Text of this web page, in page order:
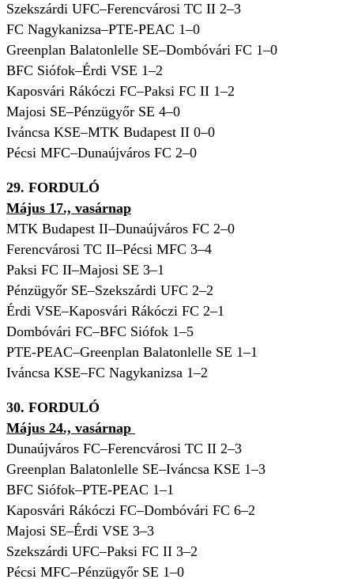
Szekszárdi UFC–Ferencvárosi TC II 2–3
FC Nagykanizsa–PTE-PEAC 1–0
Greenplan Balatonlelle SE–Dombóvári FC 1–0
BFC Siófok–Érdi VSE 1–2
Kaposvári Rákóczi FC–Paksi FC II 1–2
Majosi SE–Pénzügyőr SE 4–0
Iváncsa KSE–MTK Budapest II 0–0
Pécsi MFC–Dunaújváros FC 2–0
29. FORDULÓ
Május 17., vasárnap
MTK Budapest II–Dunaújváros FC 2–0
Ferencvárosi TC II–Pécsi MFC 3–4
Paksi FC II–Majosi SE 3–1
Pénzügyőr SE–Szekszárdi UFC 2–2
Érdi VSE–Kaposvári Rákóczi FC 2–1
Dombóvári FC–BFC Siófok 1–5
PTE-PEAC–Greenplan Balatonlelle SE 1–1
Iváncsa KSE–FC Nagykanizsa 1–2
30. FORDULÓ
Május 24., vasárnap
Dunaújváros FC–Ferencvárosi TC II 2–3
Greenplan Balatonlelle SE–Iváncsa KSE 1–3
BFC Siófok–PTE-PEAC 1–1
Kaposvári Rákóczi FC–Dombóvári FC 6–2
Majosi SE–Érdi VSE 3–3
Szekszárdi UFC–Paksi FC II 3–2
Pécsi MFC–Pénzügyőr SE 1–0